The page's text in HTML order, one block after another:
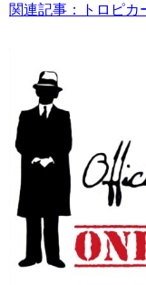
関連記事：トロピカ